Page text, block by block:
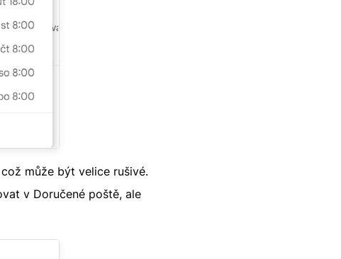
může být velice rušivé.
v Doručené poště, ale